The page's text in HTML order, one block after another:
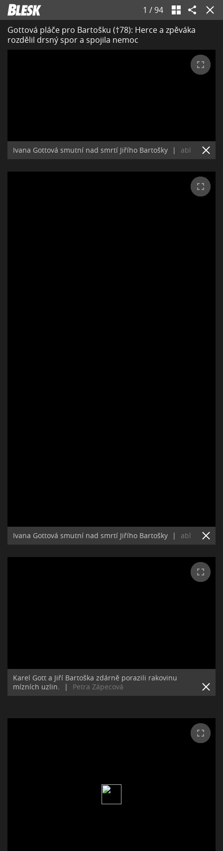
1 / 94
Gottová pláče pro Bartošku (†78): Herce a zpěváka
rozdělil drsný spor a spojila nemoc
Ivana Gottová smutní nad smrtí Jiřího Bartošky | abl
Ivana Gottová smutní nad smrtí Jiřího Bartošky | abl
Karel Gott a Jiří Bartoška zdárně porazili rakovinu
mízních uzlin.
| Petra Zápecová